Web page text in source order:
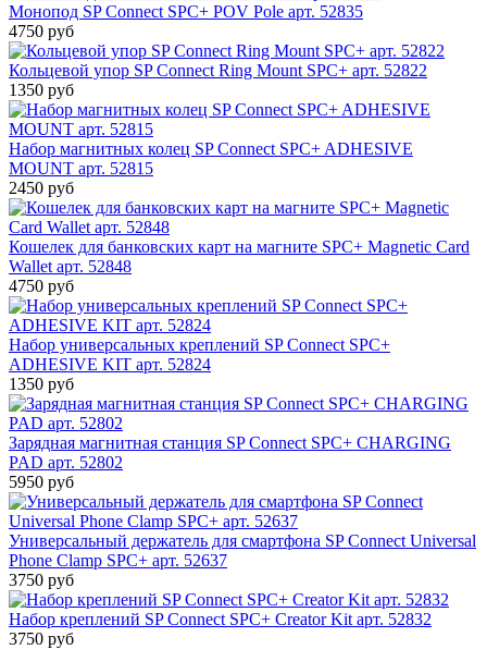
Монопод SP Сonnect SPC+ POV Pole арт. 52835
4750 руб
Кольцевой упор SP Connect Ring Mount SPC+ арт. 52822
1350 руб
Набор магнитных колец SP Connect SPC+ ADHESIVE
MOUNT арт. 52815
2450 руб
Кошелек для банковских карт на магните SPC+ Magnetic Card
Wallet арт. 52848
4750 руб
Набор универсальных креплений SP Connect SPC+
ADHESIVE KIT арт. 52824
1350 руб
Зарядная магнитная станция SP Connect SPC+ CHARGING
PAD арт. 52802
5950 руб
Универсальный держатель для смартфона SP Connect Universal
Phone Clamp SPC+ арт. 52637
3750 руб
Набор креплений SP Connect SPC+ Creator Kit арт. 52832
3750 руб